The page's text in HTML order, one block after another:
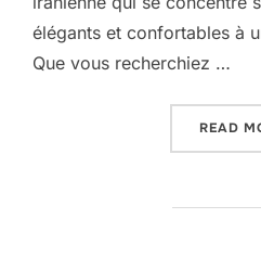
élégants et confortables à
Que vous recherchiez …
READ